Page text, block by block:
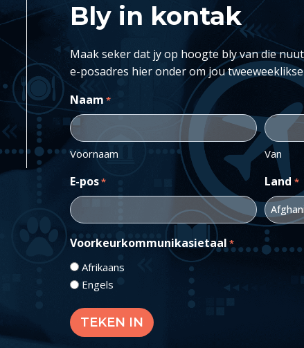
Bly in kontak
Maak seker dat jy op hoogte bly van die
e-posadres hier onder om jou
Naam *
Voornaam Van
E-pos* Land *
Voorkeurkommunikasietaal *
Afrikaans
Engels